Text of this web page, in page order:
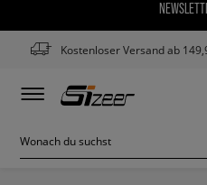
Kostenloser Versand ab